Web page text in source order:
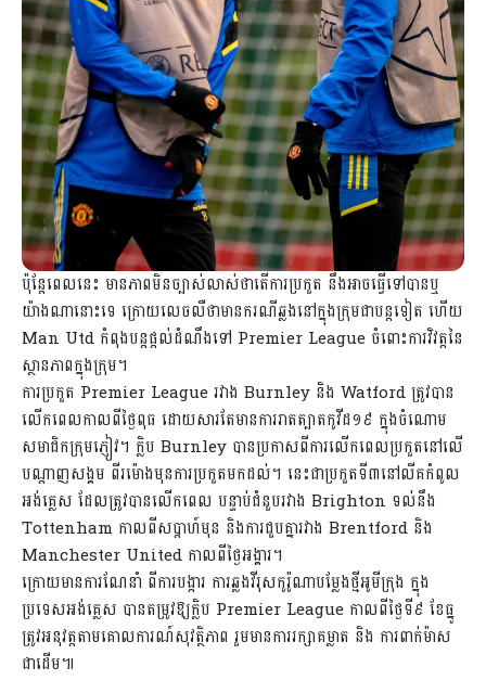
ប៉ុន្ដែពេលនេះ មានភាពមិនច្បាស់លាស់ថាតើការប្រកួត នឹងអាចធ្វើទៅបានឬ
យ៉ាងណានោះទេ ក្រោយលេចលឺថាមានករណីឆ្លងនៅក្នុងក្រុមជាបន្ដទៀត ហើយ
Man Utd កំពុងបន្ដផ្ដល់ដំណឹងទៅ Premier League ចំពោះការវិវត្តនៃ
ស្ថានភាពក្នុងក្រុម។
ការប្រកួត Premier League រវាង Burnley និង Watford ត្រូវបាន
លើកពេលកាលពីថ្ងៃពុធ ដោយសារតែមានការរាតត្បាតកូវីដ១៩ ក្នុងចំណោម
សមាជិកក្រុមភ្ញៀវ។ ក្លិប Burnley បានប្រកាសពីការលើកពេលប្រកួតនៅលើ
បណ្ដាញសង្គម ពីរម៉ោងមុនការប្រកួតមកដល់។ នេះជាប្រកួតទី៣នៅលីគកំពូល
អង់គ្លេស ដែលត្រូវបានលើកពេល បន្ទាប់ជំនួបរវាង Brighton ទល់នឹង
Tottenham កាលពីសប្ដាហ៍មុន និងការជួបគ្នារវាង Brentford និង
Manchester United កាលពីថ្ងៃអង្គារ។
ក្រោយមានការណែនាំ ពីការបង្ការ ការឆ្លងវីរុសកូរ៉ូណាបម្លែងថ្មីអូមីក្រុង ក្នុង
ប្រទេសអង់គ្លេស បានតម្រូវឱ្យក្លិប Premier League កាលពីថ្ងៃទី៩ ខែធ្នូ
ត្រូវអនុវត្តតាមគោលការណ៍សុវត្ថិភាព រួមមានការរក្សាគម្លាត និង ការពាក់ម៉ាស
ជាដើម៕